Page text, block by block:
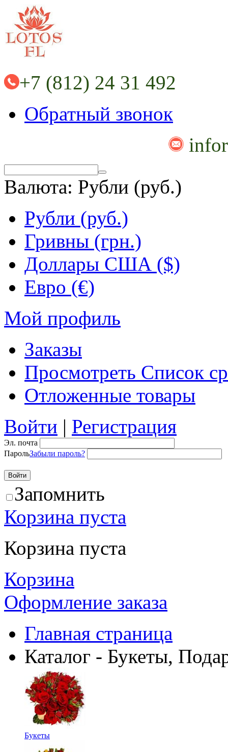
+7 (812) 24 31 492
Обратный звонок
Валюта: Рубли (руб.)
Рубли (руб.)
Гривны (грн.)
Доллары США ($)
Евро (€)
Мой профиль
Заказы
Просмотреть Список
Отложенные товары
Войти | Регистрация
Эл. почта
ПарольЗабыли пароль?
Запомнить
Корзина пуста
Корзина пуста
Корзина
Оформление заказа
Главная страница
Каталог - Букеты,
Букеты